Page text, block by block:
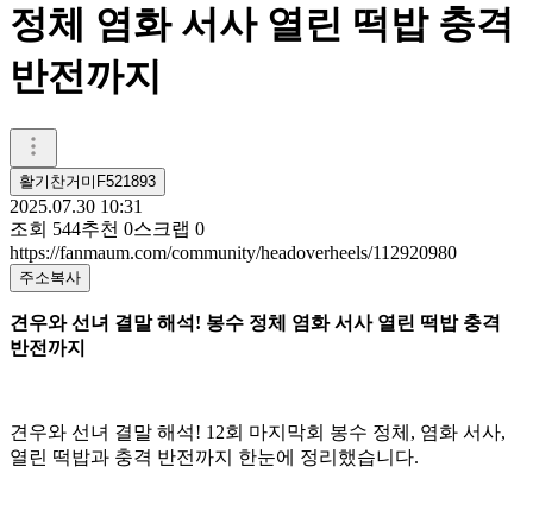
정체 염화 서사 열린 떡밥 충격
반전까지
활기찬거미F521893
2025.07.30 10:31
조회 544추천 0스크랩 0
https://fanmaum.com/community/headoverheels/112920980
주소복사
견우와 선녀 결말 해석! 봉수 정체 염화 서사 열린 떡밥 충격
반전까지
견우와 선녀 결말 해석! 12회 마지막회 봉수 정체, 염화 서사,
열린 떡밥과 충격 반전까지 한눈에 정리했습니다.